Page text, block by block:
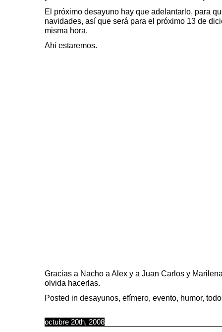
El próximo desayuno hay que adelantarlo, para
navidades, así que será para el próximo 13 de
misma hora.
Ahí estaremos.
Gracias a Nacho a Alex y a Juan Carlos y
olvida hacerlas.
Posted in desayunos, efímero, evento, humor,
octubre 20th, 2008